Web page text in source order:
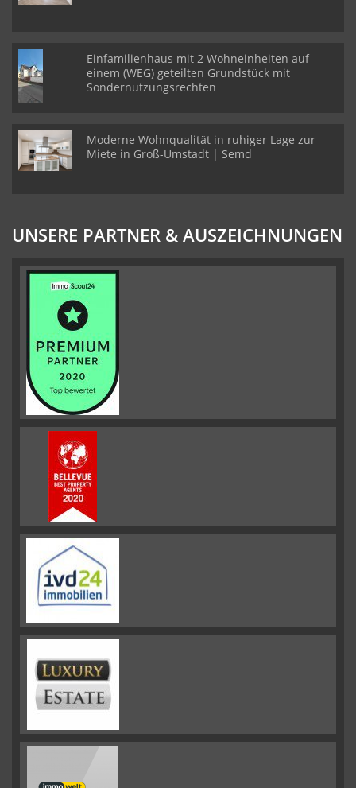
Einfamilienhaus mit 2 Wohneinheiten auf
einem (WEG) geteilten Grundstück mit
Sondernutzungsrechten
Moderne Wohnqualität in ruhiger Lage zur
Miete in Groß-Umstadt | Semd
UNSERE PARTNER & AUSZEICHNUNGEN